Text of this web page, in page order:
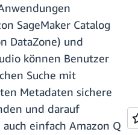
SageMaker Catalog
DataZone) und
können Benutzer
Suche mit
Metadaten sichere
und darauf
einfach Amazon Q